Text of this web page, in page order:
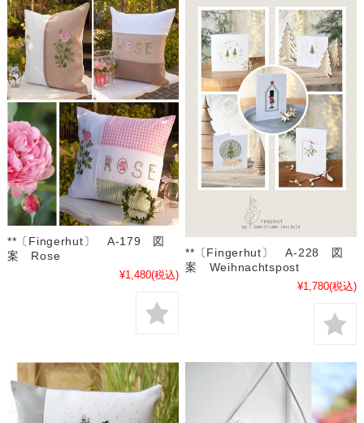
**〔Fingerhut〕 A-179 図
案 Rose
¥1,480(税込)
**〔Fingerhut〕 A-228 図
案 Weihnachtspost
¥1,780(税込)